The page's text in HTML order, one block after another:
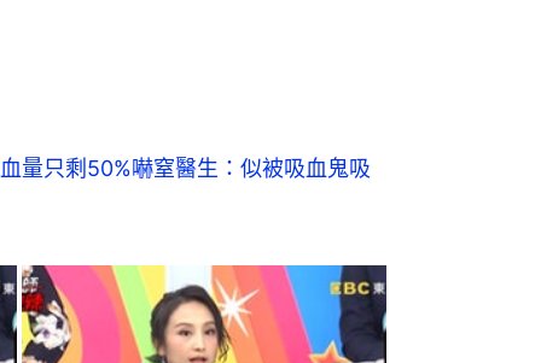
量只剩50%嚇窒醫生：似被吸血鬼吸